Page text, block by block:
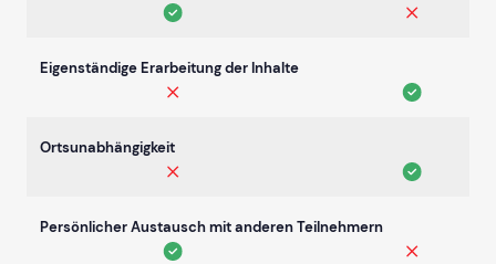
Eigenständige Erarbeitung der Inhalte
Ortsunabhängigkeit
Persönlicher Austausch mit anderen Teilnehmern